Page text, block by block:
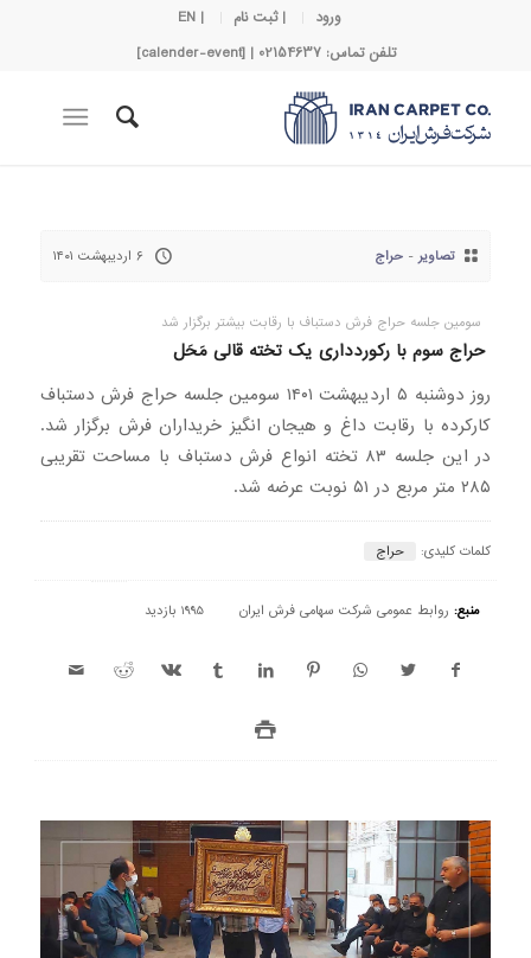
ورود | ثبت نام
| EN
تلفن تماس: 02154637 | [calender-event]
تصاویر - حراج ۶ اردیبهشت ۱۴۰۱
سومین جلسه حراج فرش دستباف با رقابت بیشتر برگزار شد
حراج سوم با رکوردداری یک تخته قالی مَحَل
روز دوشنبه ۵ اردیبهشت ۱۴۰۱ سومین جلسه حراج فرش دستباف
کارکرده با رقابت داغ و هیجان انگیز خریداران فرش برگزار شد.
در این جلسه ۸۳ تخته انواع فرش دستباف با مساحت تقریبی
۲۸۵ متر مربع در ۵۱ نوبت عرضه شد.
کلمات کلیدی: حراج
منبع: روابط عمومی شرکت سهامی فرش ایران 1995 بازدید